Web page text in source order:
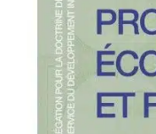
Membres
L’actu